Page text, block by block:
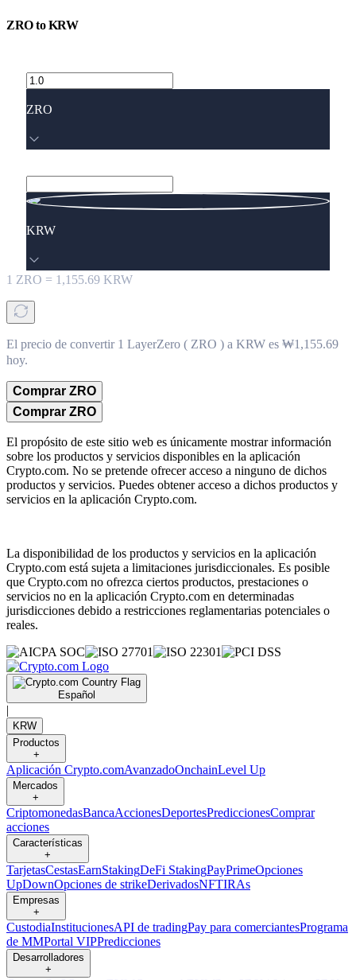
ZROtoKRW
ZRO
KRW
1 ZRO = 1,155.69 KRW
El precio de convertir 1 LayerZero ( ZRO ) a KRW es ₩1,155.69
hoy.
Comprar ZRO
Comprar ZRO
El propósito de este sitio web es únicamente mostrar información
sobre los productos y servicios disponibles en la aplicación
Crypto.com. No se pretende ofrecer acceso a ninguno de dichos
productos y servicios. Puedes obtener acceso a dichos productos y
servicios en la aplicación Crypto.com.
La disponibilidad de los productos y servicios en la aplicación
Crypto.com está sujeta a limitaciones jurisdiccionales. Es posible
que Crypto.com no ofrezca ciertos productos, prestaciones o
servicios no en la aplicación Crypto.com en determinadas
jurisdicciones debido a restricciones reglamentarias potenciales o
reales.
Español
|
KRW
Productos
+
Aplicación Crypto.comAvanzadoOnchainLevel Up
Mercados
+
CriptomonedasBancaAccionesDeportesPrediccionesComprar
acciones
Características
+
TarjetasCestasEarnStakingDeFi StakingPayPrimeOpciones
UpDownOpciones de strikeDerivadosNFTIRAs
Empresas
+
CustodiaInstitucionesAPI de tradingPay para comerciantesPrograma
de MMPortal VIPPredicciones
Desarrolladores
+